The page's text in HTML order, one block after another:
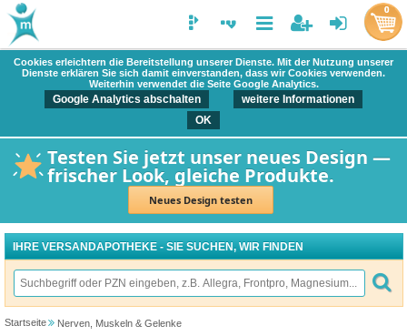
Cookies erleichtern die Bereitstellung unserer Dienste. Mit der Nutzung unserer
Dienste erklären Sie sich damit einverstanden, dass wir Cookies verwenden.
Weiterhin verwendet die Seite Google Analytics.
Google Analytics abschalten
weitere Informationen
OK
Testen Sie jetzt unser neues Design —
frischer Look, gleiche Produkte.
Neues Design testen
0
IHRE VERSANDAPOTHEKE - SIE SUCHEN, WIR FINDEN
Startseite Nerven, Muskeln & Gelenke